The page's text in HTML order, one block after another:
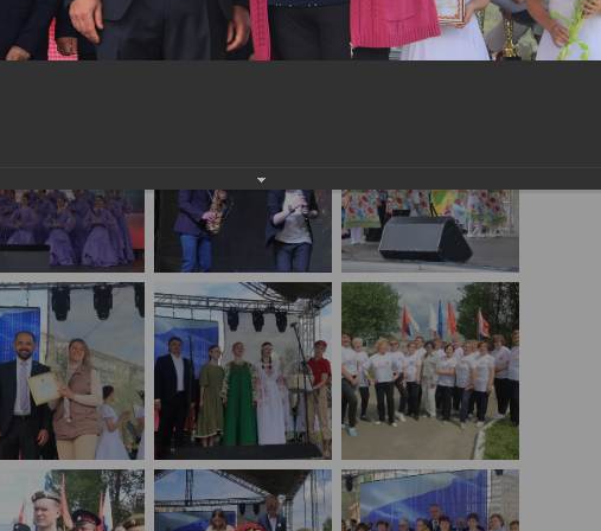
Технопарковая зона
закупки Муниципальный контроль